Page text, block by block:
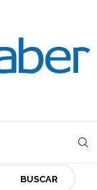
BUSCAR